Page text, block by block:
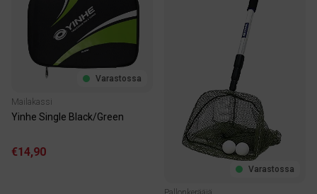
Varastossa
Mailakassi
Yinhe Single Black/Green
€14,90
Varastossa